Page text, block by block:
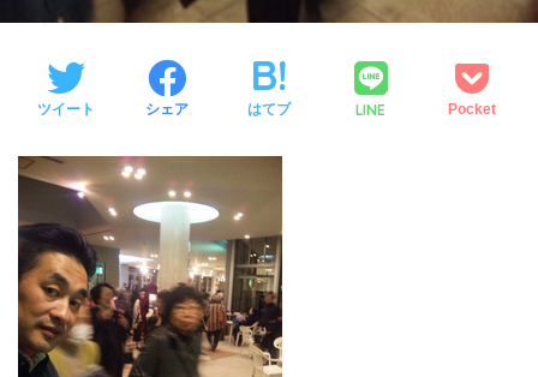
ツイート シェア はてブ LINE Pocket